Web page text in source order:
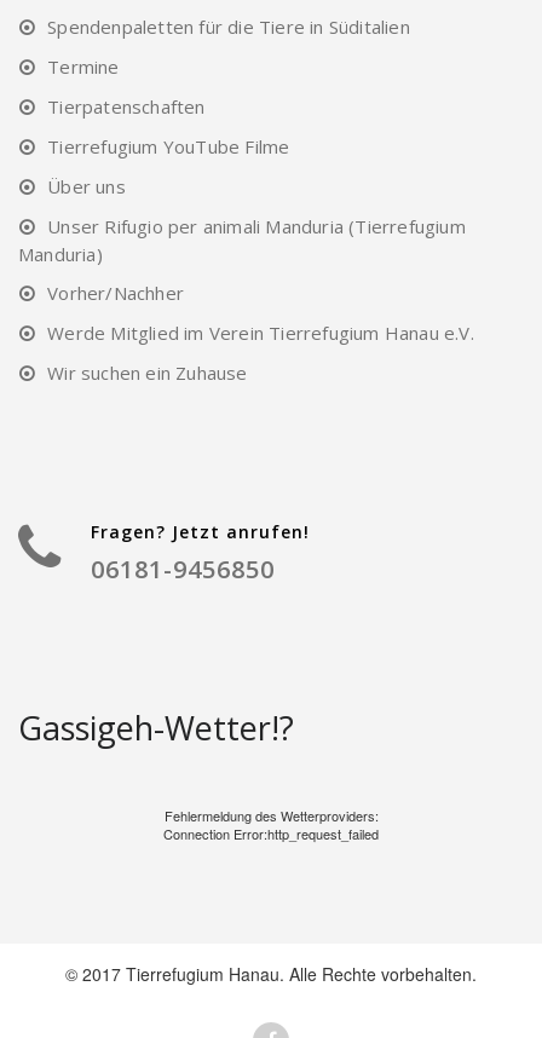
Spendenpaletten für die Tiere in Süditalien
Termine
Tierpatenschaften
Tierrefugium YouTube Filme
Über uns
Unser Rifugio per animali Manduria (Tierrefugium
Manduria)
Vorher/Nachher
Werde Mitglied im Verein Tierrefugium Hanau e.V.
Wir suchen ein Zuhause
Fragen? Jetzt anrufen!
06181-9456850
Gassigeh-Wetter!?
Fehlermeldung des Wetterproviders:
Connection Error:http_request_failed
© 2017 Tierrefugium Hanau. Alle Rechte vorbehalten.